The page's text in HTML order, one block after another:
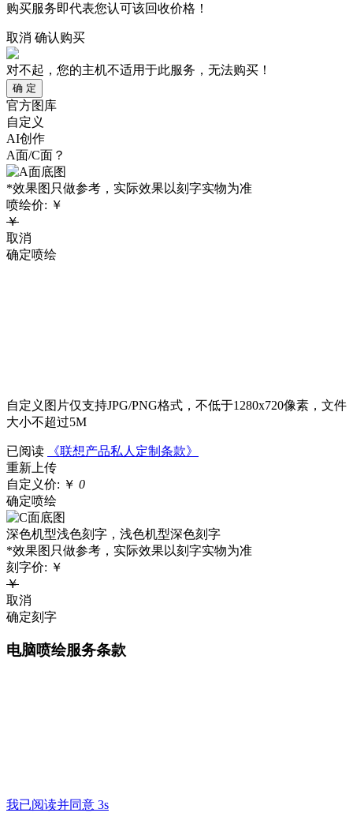
购买服务即代表您认可该回收价格！
取消 确认购买
对不起，您的主机不适用于此服务，无法购买！
确 定
官方图库
自定义
AI创作
A面/C面？
*效果图只做参考，实际效果以刻字实物为准
喷绘价: ￥
￥
取消
确定喷绘
自定义图片仅支持JPG/PNG格式，不低于1280x720像素，文件
大小不超过5M
已阅读
《联想产品私人定制条款》
重新上传
自定义价: ￥ 0
确定喷绘
深色机型浅色刻字，浅色机型深色刻字
*效果图只做参考，实际效果以刻字实物为准
刻字价: ￥
￥
取消
确定刻字
电脑喷绘服务条款
我已阅读并同意 3s